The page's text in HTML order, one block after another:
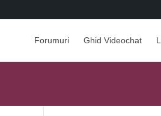
Forumuri Ghid Videochat